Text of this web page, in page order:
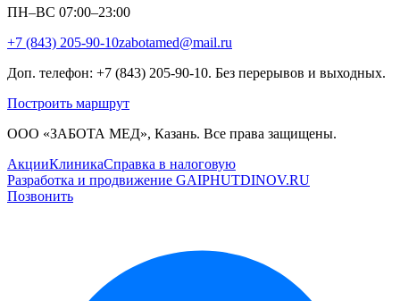
ПН–ВС 07:00–23:00
+7 (843) 205-90-10zabotamed@mail.ru
Доп. телефон: +7 (843) 205-90-10. Без перерывов и выходных.
Построить маршрут
ООО «ЗАБОТА МЕД», Казань. Все права защищены.
АкцииКлиникаСправка в налоговую
Разработка и продвижение GAIPHUTDINOV.RU
Позвонить